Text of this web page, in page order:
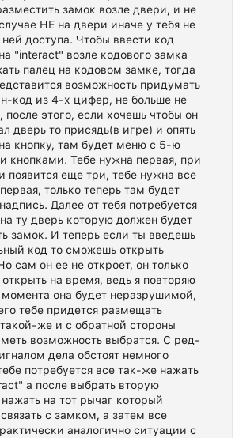
замок возле двери, и не
НЕ на двери иначе у тебя не
ней доступа. Чтобы ввести код
"interact" возле кодового замка
палец на кодовом замке, тогда
возможность придумать
код из 4-х цифер, не больше не
после этого, если хочешь чтобы он
дверь то присядь(в игре) и опять
кнопку, там будет меню с 5-ю
кнопками. Тебе нужна первая, при
появится еще три, тебе нужна все
только теперь там будет
Далее от тебя потребуется
ту дверь которую должен будет
замок. И теперь если ты введешь
код то сможешь открыть
сам он ее не откроет, он только
открыть на время, ведь я повторяю
момента она будет неразрушимой,
тебе придется размещать
же и с обратной стороны
возможность выбратся. С ред-
дела обстоят немного
потребуется все так-же нажать
а после выбрать вторую
нажать на тот рычаг который
с замком, а затем все
аналогично ситуации с